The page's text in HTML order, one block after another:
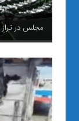
مجلس در ترازِ